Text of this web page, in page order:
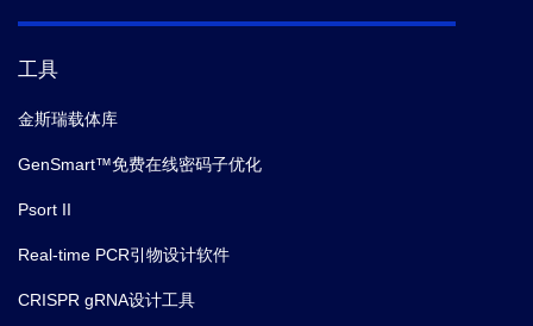
工具
金斯瑞载体库
GenSmart™免费在线密码子优化
Psort II
Real-time PCR引物设计软件
CRISPR gRNA设计工具